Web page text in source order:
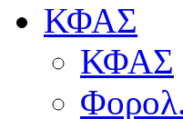
ΚΦΑΣ
ΚΦΑΣ